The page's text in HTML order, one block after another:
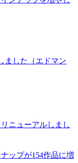
ました（エドマン
ニューアルしまし
ップが154作品に増